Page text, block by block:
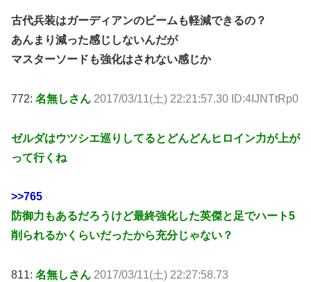
古代兵装はガーディアンのビームも軽減できるの？
あんまり減った感じしないんだが
マスターソードも強化はされない感じか
772: 名無しさん 2017/03/11(土) 22:21:57.30 ID:4IJNTtRp0
ゼルダはウツシエ巡りしてるとどんどんヒロイン力が上が
って行くね
>>765
防御力もあるだろうけど最終強化した英傑と足でハート5
削られるかくらいだったから充分じゃない？
811: 名無しさん 2017/03/11(土) 22:27:58.73